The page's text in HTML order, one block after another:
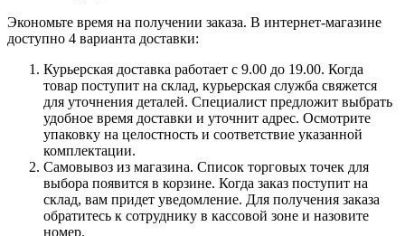
Экономьте время на получении заказа. В интернет-магазине
доступно 4 варианта доставки:
Курьерская доставка работает с 9.00 до 19.00. Когда
товар поступит на склад, курьерская служба свяжется
для уточнения деталей. Специалист предложит выбрать
удобное время доставки и уточнит адрес. Осмотрите
упаковку на целостность и соответствие указанной
комплектации.
Самовывоз из магазина. Список торговых точек для
выбора появится в корзине. Когда заказ поступит на
склад, вам придет уведомление. Для получения заказа
обратитесь к сотруднику в кассовой зоне и назовите
номер.